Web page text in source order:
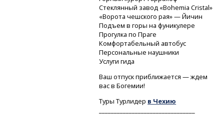
Стеклянный завод «Bo­hemia Cristal»
«Ворота чешского рая» — Йичин
Подъем в горы на фуникулере
Прогулка по Праге
Комфортабельный автобус
Персональные наушники
Услуги гида
Ваш отпуск приближается — ждем
вас в Богемии!
Туры Турлидер в Чехию